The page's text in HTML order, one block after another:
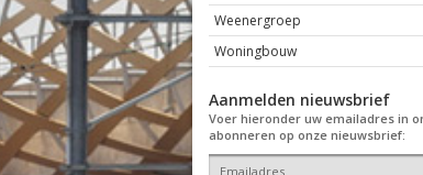
Weenergroep
Woningbouw
Aanmelden nieuwsbrief
Voer hieronder uw emailadres in
abonneren op onze nieuwsbrief: